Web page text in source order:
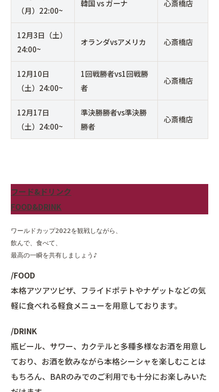
（月）22:00~
韓国 vs ガーナ 心斎橋店
12月3日（土）
24:00~
オランダvsアメリカ 心斎橋店
12月10日
（土）24:00~
1回戦勝者vs1回戦勝
者
心斎橋店
12月17日
（土）24:00~
準決勝勝者vs準決勝
勝者
心斎橋店
フード&ドリンク
FOOD&DRINK
ワールドカップ2022を観戦しながら、
飲んで、食べて、
最高の一瞬を共有しましょう♪
/FOOD
本格アツアツピザ、フライドポテトやナゲットなどの気
軽に食べれる軽食メニューを用意しております。
/DRINK
瓶ビール、サワー、カクテルと多種多様なお酒を用意し
ており、お酒を飲みながら本格シーシャを楽しむことは
もちろん、BARのみでのご利用でも十分にお楽しみいた